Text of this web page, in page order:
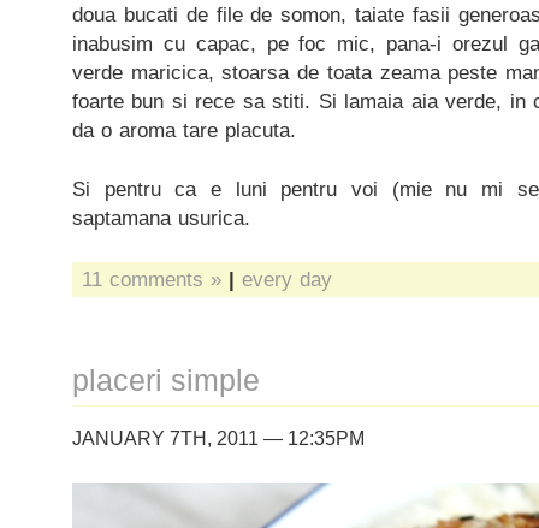
doua bucati de file de somon, taiate fasii
inabusim cu capac, pe foc mic, pana-i orezul
verde maricica, stoarsa de toata zeama peste
foarte bun si rece sa stiti. Si lamaia aia verde, in
da o aroma tare placuta.
Si pentru ca e luni pentru voi (mie nu mi
saptamana usurica.
11 comments » | every day
placeri simple
JANUARY 7TH, 2011 — 12:35PM